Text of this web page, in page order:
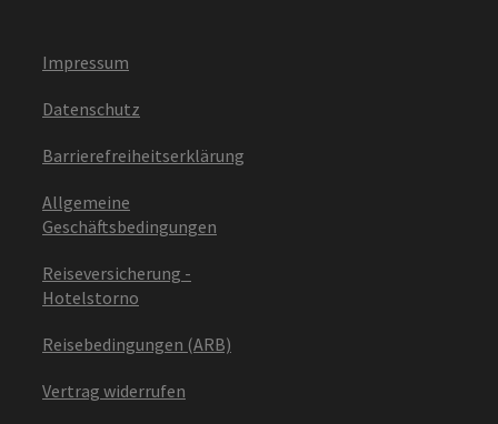
Impressum
Datenschutz
Barrierefreiheitserklärung
Allgemeine
Geschäftsbedingungen
Reiseversicherung -
Hotelstorno
Reisebedingungen (ARB)
Vertrag widerrufen